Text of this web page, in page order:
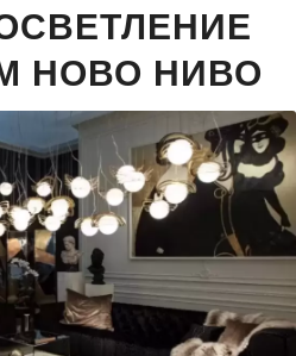
НОВО НИВО